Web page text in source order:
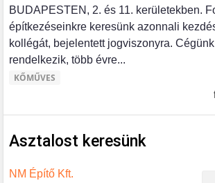
BUDAPESTEN, 2. és 11. kerületekben.
építkezéseinkre keresünk azonnali
kollégát, bejelentett jogviszonyra.
rendelkezik, több évre...
KŐMŰVES
Asztalost keresünk
NM Építő Kft.